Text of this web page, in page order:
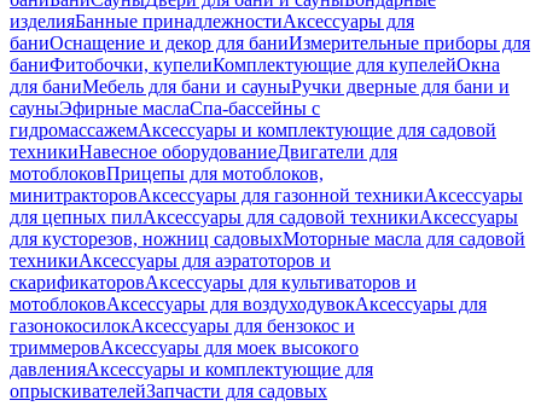
изделияБанные принадлежностиАксессуары для
баниОснащение и декор для баниИзмерительные приборы для
баниФитобочки, купелиКомплектующие для купелейОкна
для баниМебель для бани и сауныРучки дверные для бани и
сауныЭфирные маслаСпа-бассейны с
гидромассажемАксессуары и комплектующие для садовой
техникиНавесное оборудованиеДвигатели для
мотоблоковПрицепы для мотоблоков,
минитракторовАксессуары для газонной техникиАксессуары
для цепных пилАксессуары для садовой техникиАксессуары
для кусторезов, ножниц садовыхМоторные масла для садовой
техникиАксессуары для аэратоторов и
скарификаторовАксессуары для культиваторов и
мотоблоковАксессуары для воздуходувокАксессуары для
газонокосилокАксессуары для бензокос и
триммеровАксессуары для моек высокого
давленияАксессуары и комплектующие для
опрыскивателейЗапчасти для садовых